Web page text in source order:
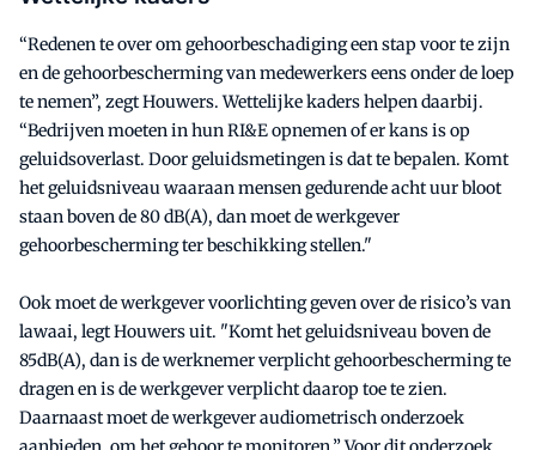
“Redenen te over om gehoorbeschadiging een stap voor te zijn
en de gehoorbescherming van medewerkers eens onder de loep
te nemen”, zegt Houwers. Wettelijke kaders helpen daarbij.
“Bedrijven moeten in hun RI&E opnemen of er kans is op
geluidsoverlast. Door geluidsmetingen is dat te bepalen. Komt
het geluidsniveau waaraan mensen gedurende acht uur bloot
staan boven de 80 dB(A), dan moet de werkgever
gehoorbescherming ter beschikking stellen."
Ook moet de werkgever voorlichting geven over de risico’s van
lawaai, legt Houwers uit. "Komt het geluidsniveau boven de
85dB(A), dan is de werknemer verplicht gehoorbescherming te
dragen en is de werkgever verplicht daarop toe te zien.
Daarnaast moet de werkgever audiometrisch onderzoek